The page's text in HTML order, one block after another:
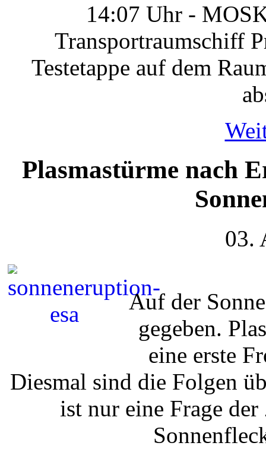
14:07 Uhr -
Transportraumschiff
Testetappe auf dem
Plasmastürme nach
03.
Auf der
gegeben.
eine erste
Diesmal sind die Folgen
ist nur eine Frage